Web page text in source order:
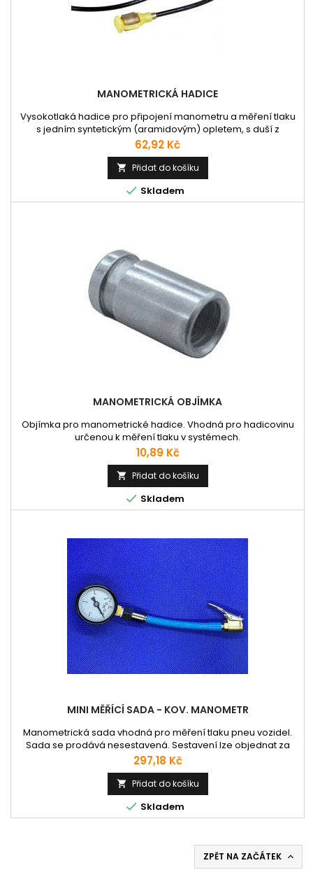
MANOMETRICKÁ HADICE
Vysokotlaká hadice pro připojení manometru a měření tlaku
s jedním syntetickým (aramidovým) opletem, s duší z
elastomerického polyesteru a s povrchem z černého
odolného polyuretanu. Z hadicoviny vyrábíme měřící hadice
(sestavy) na přání zákazníka jakékoliv délky v kombinaci s
různými koncovkami. Detaily délky a šroubení pište do zprávy
s objednávkou.
Cena
62,92 Kč
 Přidat do košíku
 Skladem
MANOMETRICKÁ OBJÍMKA
Objímka pro manometrické hadice. Vhodná pro hadicovinu
určenou k měření tlaku v systémech.
Cena
10,89 Kč
 Přidat do košíku
 Skladem
MINI MĚŘÍCÍ SADA - KOV. MANOMETR
Manometrická sada vhodná pro měření tlaku pneu vozidel.
Sada se prodává nesestavená. Sestavení lze objednat za
příplatek 50 Kč + DPH.
Cena
297,18 Kč
 Přidat do košíku
 Skladem
ZPĚT NA ZAČÁTEK 